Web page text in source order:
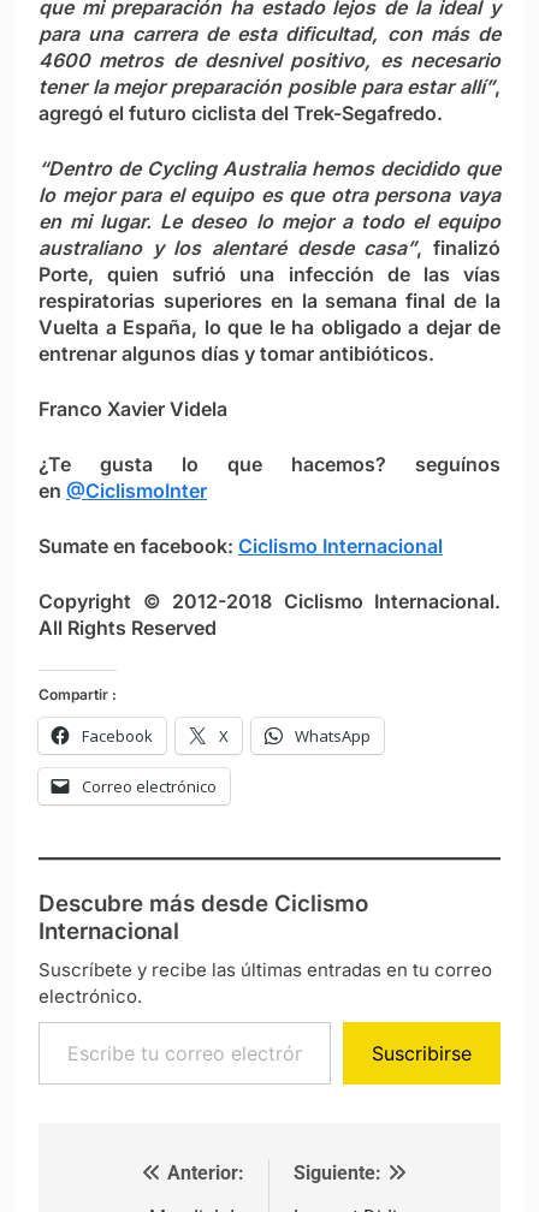
que mi preparación ha estado lejos de la ideal y
para una carrera de esta dificultad, con más de
4600 metros de desnivel positivo, es necesario
tener la mejor preparación posible para estar allí”,
agregó el futuro ciclista del Trek-Segafredo.
“Dentro de Cycling Australia hemos decidido que
lo mejor para el equipo es que otra persona vaya
en mi lugar. Le deseo lo mejor a todo el equipo
australiano y los alentaré desde casa”, finalizó
Porte, quien sufrió una infección de las vías
respiratorias superiores en la semana final de la
Vuelta a España, lo que le ha obligado a dejar de
entrenar algunos días y tomar antibióticos.
Franco Xavier Videla
¿Te gusta lo que hacemos? seguínos
en @CiclismoInter
Sumate en facebook: Ciclismo Internacional
Copyright © 2012-2018 Ciclismo Internacional.
All Rights Reserved
Compartir :
Facebook X WhatsApp
Correo electrónico
Descubre más desde Ciclismo
Internacional
Suscríbete y recibe las últimas entradas en tu correo
electrónico.
Escribe tu correo electrónico…
Suscribirse
Navegación de entradas
Anterior:
Siguiente: